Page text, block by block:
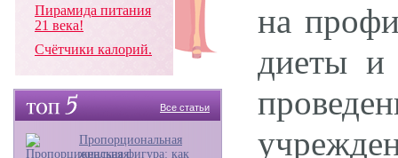
Пирамида питания
21 века!
Счётчики калорий.
Все статьи
Пропорциональная
женская фигура: как
на
диеты и